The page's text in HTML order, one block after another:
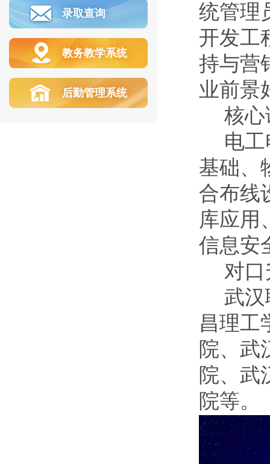
录取查询
教务教学系统
后勤管理系统
统管理
开发工
持与营
业前景
核
电
基础、
合布线
库应用
信息安
对
武
昌理工
院、武
院、武
院等。